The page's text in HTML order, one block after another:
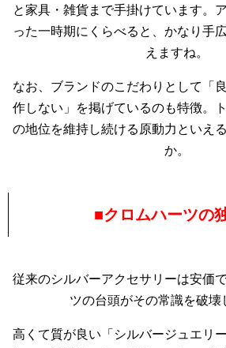
と家具・雑貨まで手掛けています。
った一時期にくらべると、かなり手
えますね。
なお、ブランドのこだわりとして「
作しない」を掲げているのも特徴。
の地位を維持し続ける原動力といえ
か。
■クロムハーツの
従来のシルバーアクセサリーは安価
ツの台頭がその常識を破壊
高くて質が良い「シルバージュエリ